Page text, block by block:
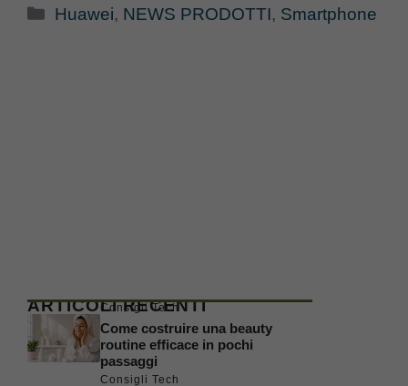
Categorie
Huawei, NEWS PRODOTTI, Smartphone
ARTICOLI RECENTI
Consigli Tech
Come costruire una beauty
routine efficace in pochi
passaggi
Consigli Tech